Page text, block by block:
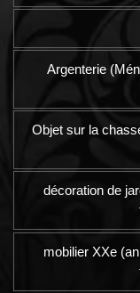
Argenterie
Objet sur la
décoration de
mobilier XXe